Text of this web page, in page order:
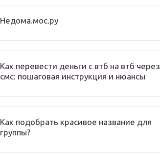
Недома.мос.ру
Как перевести деньги с втб на втб через
смс: пошаговая инструкция и нюансы
Как подобрать красивое название для
группы?